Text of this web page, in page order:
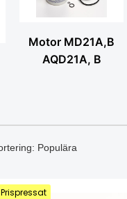
Motor MD21A,B
AQD21A, B
Prispressat